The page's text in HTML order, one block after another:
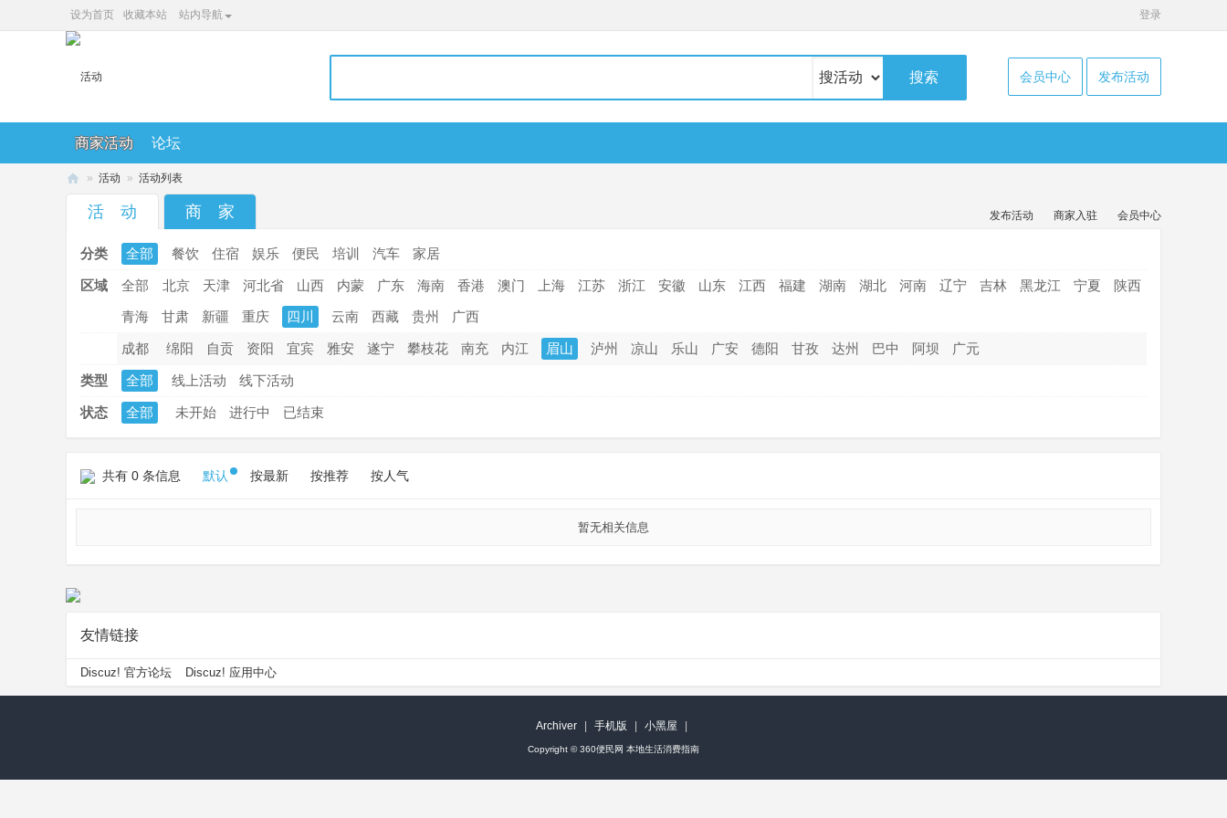
设为首页 收藏本站 站内导航 登录
搜索 会员中心 发布活动
商家活动 论坛
» 活动 » 活动列表
活 动 商 家 发布活动 商家入驻 会员中心
分类 全部 餐饮 住宿 娱乐 便民 培训 汽车 家居
区域 全部 北京 天津 河北省 山西 内蒙 广东 海南 香港 澳门 上海 江苏 浙江 安徽 山东 江西 福建 湖南 湖北 河南 辽宁 吉林 黑龙江 宁夏
陕西
青海
甘肃 新疆 重庆 四川 云南 西藏 贵州 广西
成都 绵阳 自贡 资阳 宜宾 雅安 遂宁 攀枝花 南充 内江 眉山 泸州 凉山 乐山 广安 德阳 甘孜 达州 巴中 阿坝 广元
类型 全部 线上活动 线下活动
状态 全部 未开始 进行中 已结束
共有 0 条信息 默认 按最新 按推荐 按人气
暂无相关信息
友情链接
Discuz! 官方论坛 Discuz! 应用中心
Archiver 手机版 小黑屋
Copyright ©360便民网 本地生活消费指南